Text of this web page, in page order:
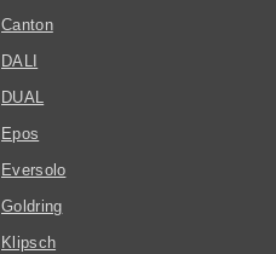
Canton
DALI
DUAL
Epos
Eversolo
Goldring
Klipsch